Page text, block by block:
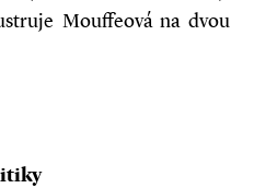
Mouffeová na dvou